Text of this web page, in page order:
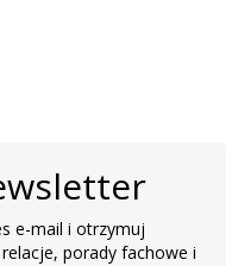
e-mail i otrzymuj
porady fachowe i